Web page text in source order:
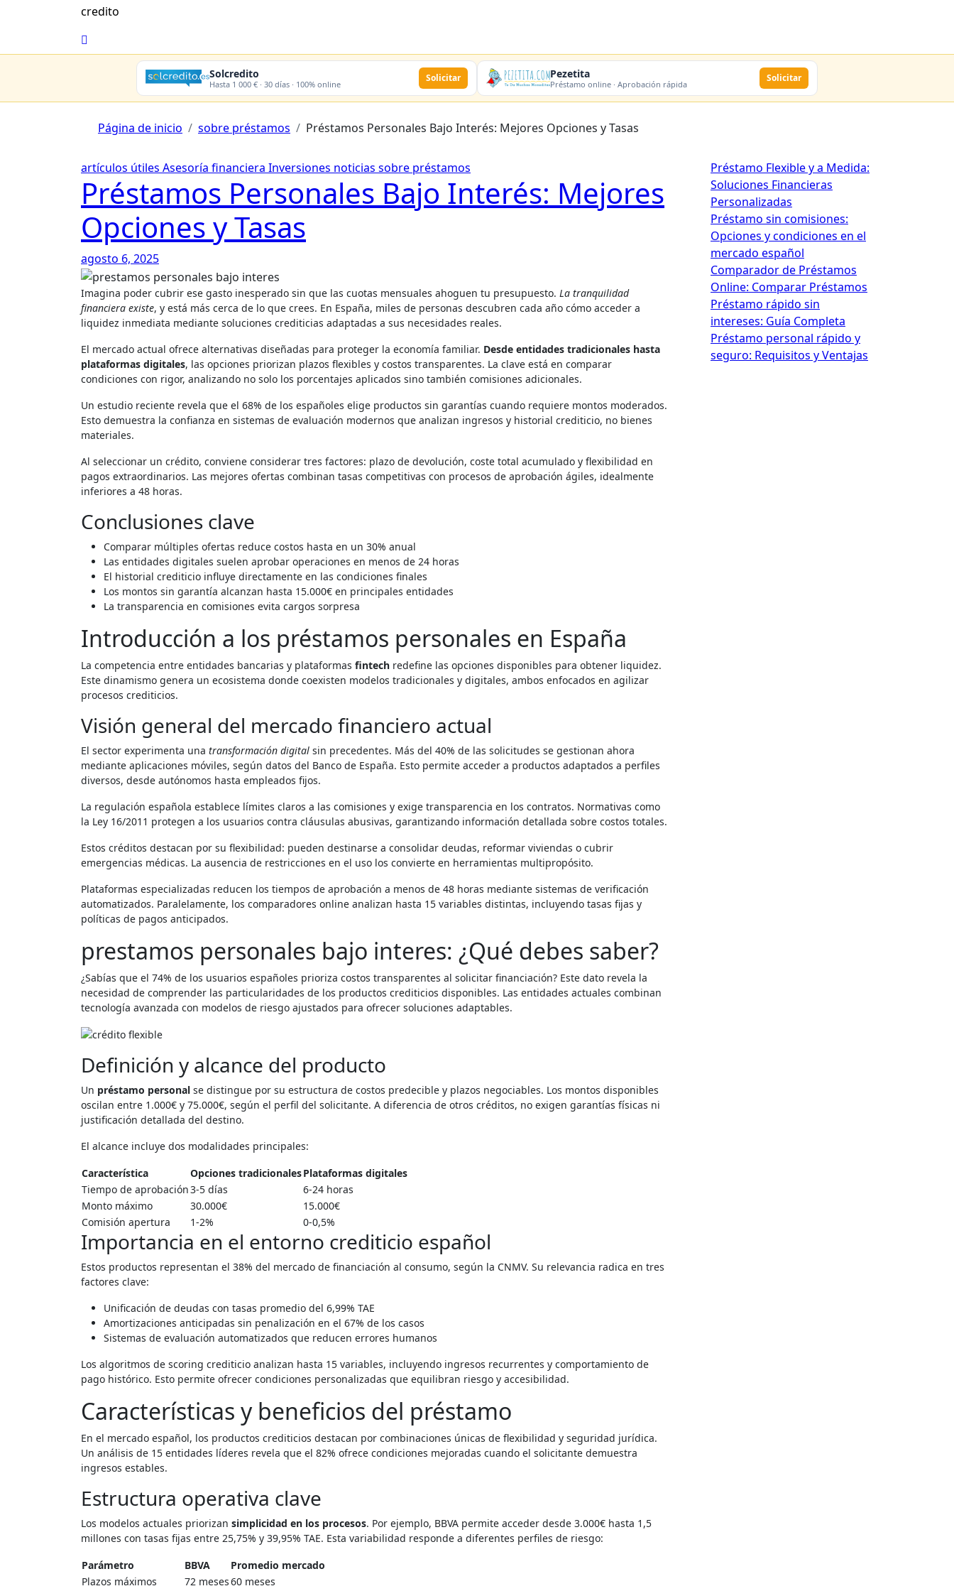
credito
Solcredito
Hasta 1 000 € · 30 días · 100% online
Solicitar Pezetita
Préstamo online · Aprobación rápida
Solicitar
Página de inicio sobre préstamos Préstamos Personales Bajo Interés: Mejores Opciones y Tasas
artículos útiles Asesoría financiera Inversiones noticias sobre préstamos
Préstamos Personales Bajo Interés: Mejores
Opciones y Tasas
agosto 6, 2025
Imagina poder cubrir ese gasto inesperado sin que las cuotas mensuales ahoguen tu presupuesto. La tranquilidad
financiera existe, y está más cerca de lo que crees. En España, miles de personas descubren cada año cómo acceder a
liquidez inmediata mediante soluciones crediticias adaptadas a sus necesidades reales.
El mercado actual ofrece alternativas diseñadas para proteger la economía familiar. Desde entidades tradicionales hasta
plataformas digitales, las opciones priorizan plazos flexibles y costos transparentes. La clave está en comparar
condiciones con rigor, analizando no solo los porcentajes aplicados sino también comisiones adicionales.
Un estudio reciente revela que el 68% de los españoles elige productos sin garantías cuando requiere montos moderados.
Esto demuestra la confianza en sistemas de evaluación modernos que analizan ingresos y historial crediticio, no bienes
materiales.
Al seleccionar un crédito, conviene considerar tres factores: plazo de devolución, coste total acumulado y flexibilidad en
pagos extraordinarios. Las mejores ofertas combinan tasas competitivas con procesos de aprobación ágiles, idealmente
inferiores a 48 horas.
Conclusiones clave
Comparar múltiples ofertas reduce costos hasta en un 30% anual
Las entidades digitales suelen aprobar operaciones en menos de 24 horas
El historial crediticio influye directamente en las condiciones finales
Los montos sin garantía alcanzan hasta 15.000€ en principales entidades
La transparencia en comisiones evita cargos sorpresa
Introducción a los préstamos personales en España
La competencia entre entidades bancarias y plataformas fintech redefine las opciones disponibles para obtener liquidez.
Este dinamismo genera un ecosistema donde coexisten modelos tradicionales y digitales, ambos enfocados en agilizar
procesos crediticios.
Visión general del mercado financiero actual
El sector experimenta una transformación digital sin precedentes. Más del 40% de las solicitudes se gestionan ahora
mediante aplicaciones móviles, según datos del Banco de España. Esto permite acceder a productos adaptados a perfiles
diversos, desde autónomos hasta empleados fijos.
La regulación española establece límites claros a las comisiones y exige transparencia en los contratos. Normativas como
la Ley 16/2011 protegen a los usuarios contra cláusulas abusivas, garantizando información detallada sobre costos totales.
Estos créditos destacan por su flexibilidad: pueden destinarse a consolidar deudas, reformar viviendas o cubrir
emergencias médicas. La ausencia de restricciones en el uso los convierte en herramientas multipropósito.
Plataformas especializadas reducen los tiempos de aprobación a menos de 48 horas mediante sistemas de verificación
automatizados. Paralelamente, los comparadores online analizan hasta 15 variables distintas, incluyendo tasas fijas y
políticas de pagos anticipados.
prestamos personales bajo interes: ¿Qué debes saber?
¿Sabías que el 74% de los usuarios españoles prioriza costos transparentes al solicitar financiación? Este dato revela la
necesidad de comprender las particularidades de los productos crediticios disponibles. Las entidades actuales combinan
tecnología avanzada con modelos de riesgo ajustados para ofrecer soluciones adaptables.
Definición y alcance del producto
Un préstamo personal se distingue por su estructura de costos predecible y plazos negociables. Los montos disponibles
oscilan entre 1.000€ y 75.000€, según el perfil del solicitante. A diferencia de otros créditos, no exigen garantías físicas ni
justificación detallada del destino.
El alcance incluye dos modalidades principales:
Característica
Opciones tradicionalesPlataformas digitales
Tiempo de aprobación3-5 días
6-24 horas
Monto máximo
30.000€
15.000€
Comisión apertura
1-2% 0-0,5%
Importancia en el entorno crediticio español
Estos productos representan el 38% del mercado de financiación al consumo, según la CNMV. Su relevancia radica en tres
factores clave:
Unificación de deudas con tasas promedio del 6,99% TAE
Amortizaciones anticipadas sin penalización en el 67% de los casos
Sistemas de evaluación automatizados que reducen errores humanos
Los algoritmos de scoring crediticio analizan hasta 15 variables, incluyendo ingresos recurrentes y comportamiento de
pago histórico. Esto permite ofrecer condiciones personalizadas que equilibran riesgo y accesibilidad.
Características y beneficios del préstamo
En el mercado español, los productos crediticios destacan por combinaciones únicas de flexibilidad y seguridad jurídica.
Un análisis de 15 entidades líderes revela que el 82% ofrece condiciones mejoradas cuando el solicitante demuestra
ingresos estables.
Estructura operativa clave
Los modelos actuales priorizan simplicidad en los procesos. Por ejemplo, BBVA permite acceder desde 3.000€ hasta 1,5
millones con tasas fijas entre 25,75% y 39,95% TAE. Esta variabilidad responde a diferentes perfiles de riesgo:
Parámetro
BBVA
Promedio mercado
Plazos máximos
72 meses60 meses
Préstamo Flexible y a Medida:
Soluciones Financieras
Personalizadas
Préstamo sin comisiones:
Opciones y condiciones en el
mercado español
Comparador de Préstamos
Online: Comparar Préstamos
Préstamo rápido sin
intereses: Guía Completa
Préstamo personal rápido y
seguro: Requisitos y Ventajas